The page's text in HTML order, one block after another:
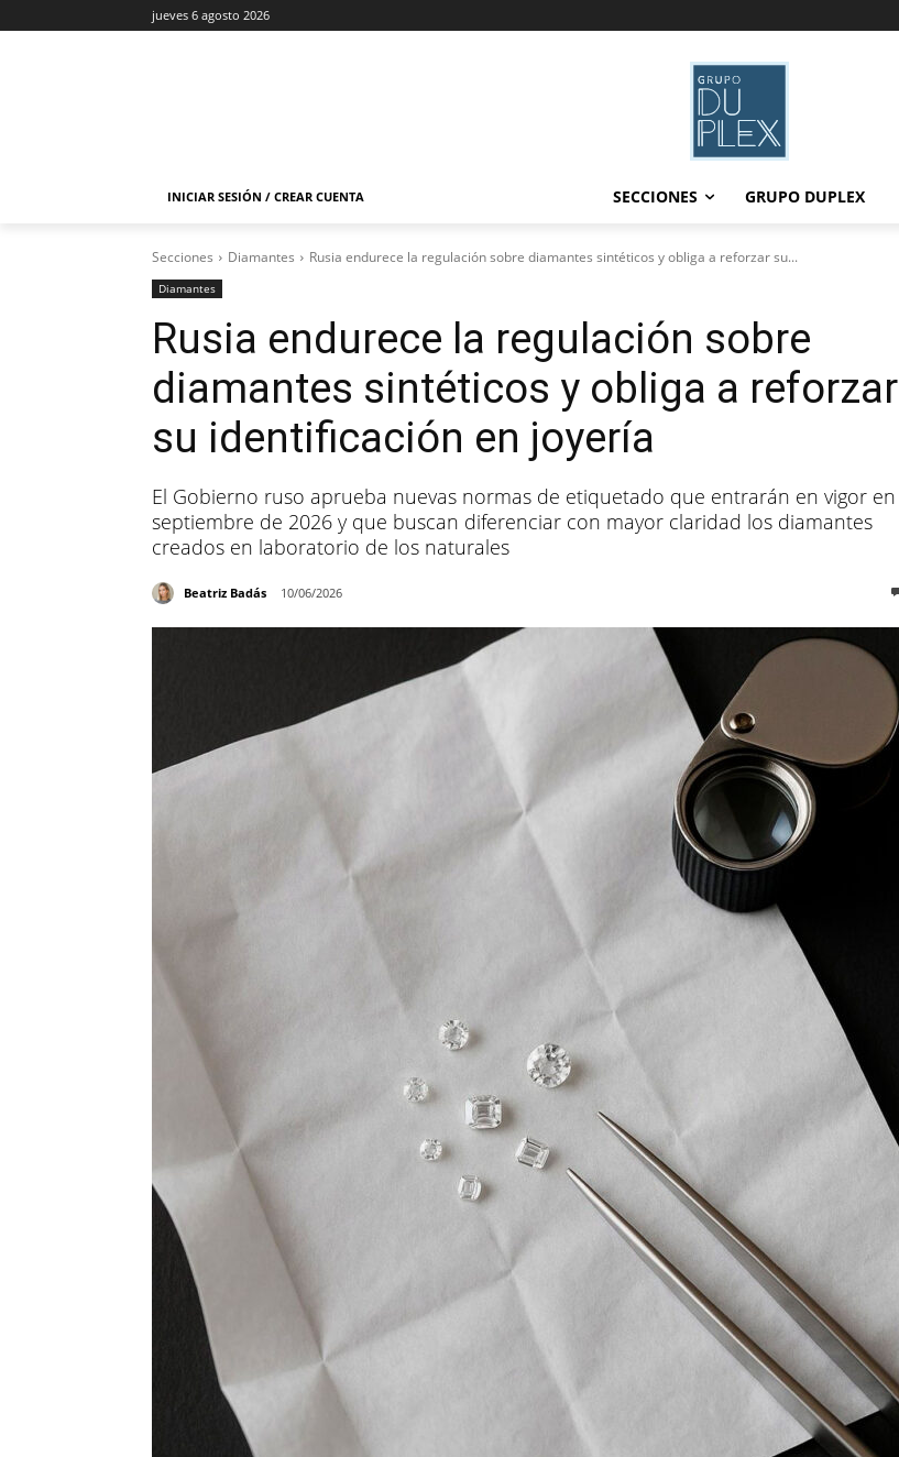
jueves 6 agosto 2026
INICIAR SESIÓN / CREAR CUENTA SECCIONES GRUPO DUPLEX
Secciones Diamantes Rusia endurece la regulación sobre diamantes sintéticos y obliga a reforzar su...
Diamantes
Rusia endurece la regulación sobre
diamantes sintéticos y obliga a reforzar
su identificación en joyería
El Gobierno ruso aprueba nuevas normas de etiquetado que entrarán en vigor en
septiembre de 2026 y que buscan diferenciar con mayor claridad los diamantes
creados en laboratorio de los naturales
Beatriz Badás 10/06/2026